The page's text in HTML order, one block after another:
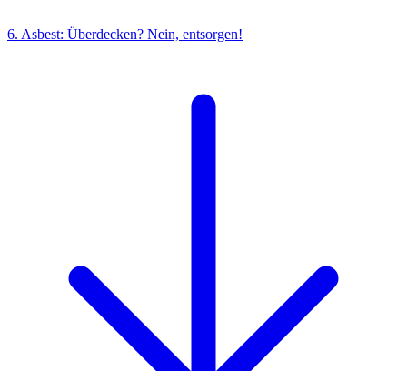
6. Asbest: Überdecken? Nein, entsorgen!